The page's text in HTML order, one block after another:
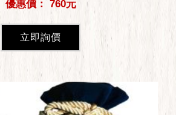
優惠價： 760元
立即詢價